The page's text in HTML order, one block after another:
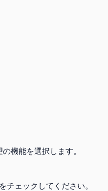
機能を選択します。
チェックしてください。